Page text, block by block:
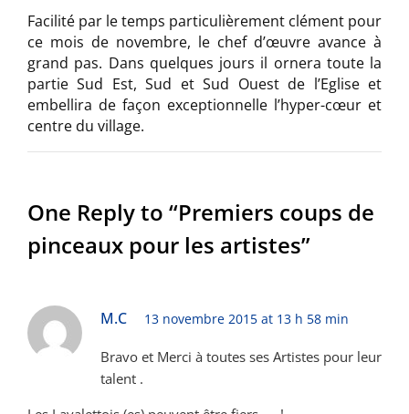
Facilité par le temps particulièrement clément pour
ce mois de novembre, le chef d’œuvre avance à
grand pas. Dans quelques jours il ornera toute la
partie Sud Est, Sud et Sud Ouest de l’Eglise et
embellira de façon exceptionnelle l’hyper-cœur et
centre du village.
One Reply to “Premiers coups de
pinceaux pour les artistes”
M.C 13 novembre 2015 at 13 h 58 min
Bravo et Merci à toutes ses Artistes pour leur
talent .